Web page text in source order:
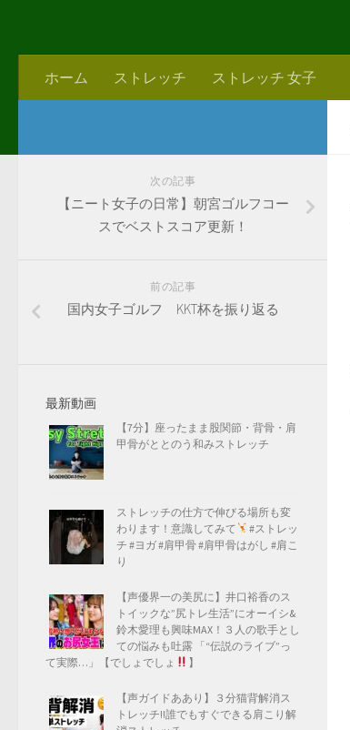
ホーム ストレッチ ストレッチ 女子
次の記事
【ニート女子の日常】朝宮ゴルフコー
スでベストスコア更新！
前の記事
国内女子ゴルフ KKT杯を振り返る
最新動画
【7分】座ったまま股関節・背骨・肩
甲骨がととのう和みストレッチ
ストレッチの仕方で伸びる場所も変
わります！意識してみて
#ストレッ
チ #ヨガ #肩甲骨 #肩甲骨はがし #肩こ
り
【声優界一の美尻に】井口裕香のス
トイックな”尻トレ生活”にオーイシ&
鈴木愛理も興味MAX！３人の歌手とし
ての悩みも吐露 「“伝説のライブ”っ
て実際…」【でしょでしょ
】
【声ガイドああり】３分猫背解消ス
トレッチ!!誰でもすぐできる肩こり解